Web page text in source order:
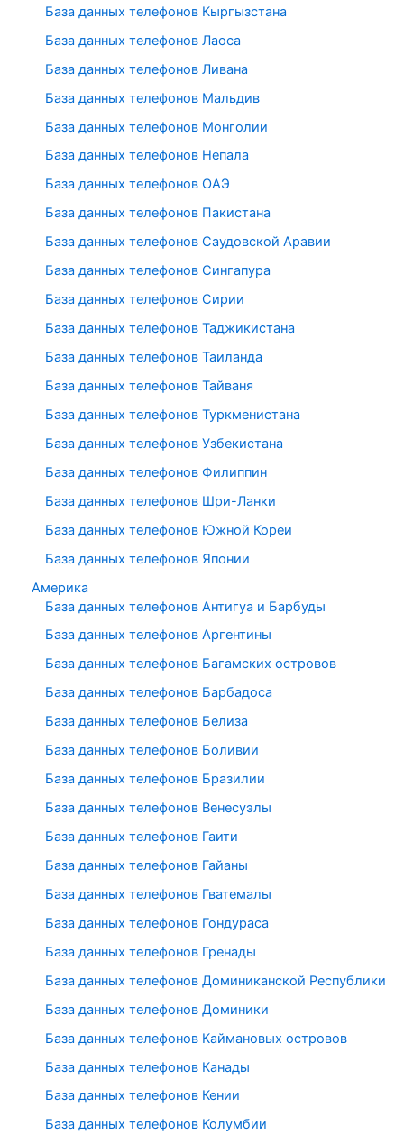
База данных телефонов Кыргызстана
База данных телефонов Лаоса
База данных телефонов Ливана
База данных телефонов Мальдив
База данных телефонов Монголии
База данных телефонов Непала
База данных телефонов ОАЭ
База данных телефонов Пакистана
База данных телефонов Саудовской Аравии
База данных телефонов Сингапура
База данных телефонов Сирии
База данных телефонов Таджикистана
База данных телефонов Таиланда
База данных телефонов Тайваня
База данных телефонов Туркменистана
База данных телефонов Узбекистана
База данных телефонов Филиппин
База данных телефонов Шри-Ланки
База данных телефонов Южной Кореи
База данных телефонов Японии
Америка
База данных телефонов Антигуа и Барбуды
База данных телефонов Аргентины
База данных телефонов Багамских островов
База данных телефонов Барбадоса
База данных телефонов Белиза
База данных телефонов Боливии
База данных телефонов Бразилии
База данных телефонов Венесуэлы
База данных телефонов Гаити
База данных телефонов Гайаны
База данных телефонов Гватемалы
База данных телефонов Гондураса
База данных телефонов Гренады
База данных телефонов Доминиканской Республики
База данных телефонов Доминики
База данных телефонов Каймановых островов
База данных телефонов Канады
База данных телефонов Кении
База данных телефонов Колумбии